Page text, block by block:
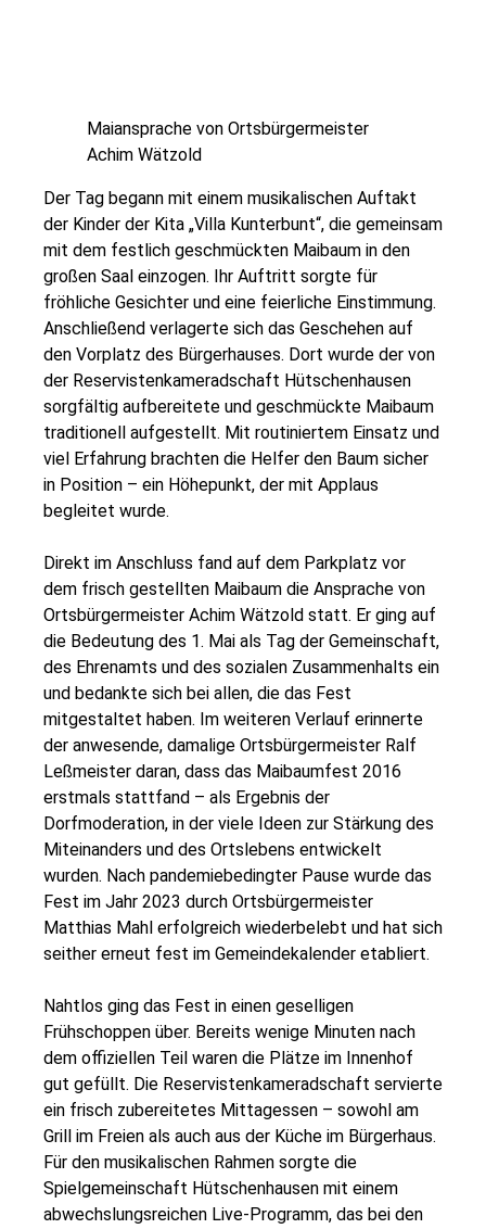
Maiansprache von Ortsbürgermeister
Achim Wätzold
Der Tag begann mit einem musikalischen Auftakt
der Kinder der Kita „Villa Kunterbunt“, die gemeinsam
mit dem festlich geschmückten Maibaum in den
großen Saal einzogen. Ihr Auftritt sorgte für
fröhliche Gesichter und eine feierliche Einstimmung.
Anschließend verlagerte sich das Geschehen auf
den Vorplatz des Bürgerhauses. Dort wurde der von
der Reservistenkameradschaft Hütschenhausen
sorgfältig aufbereitete und geschmückte Maibaum
traditionell aufgestellt. Mit routiniertem Einsatz und
viel Erfahrung brachten die Helfer den Baum sicher
in Position – ein Höhepunkt, der mit Applaus
begleitet wurde.
Direkt im Anschluss fand auf dem Parkplatz vor
dem frisch gestellten Maibaum die Ansprache von
Ortsbürgermeister Achim Wätzold statt. Er ging auf
die Bedeutung des 1. Mai als Tag der Gemeinschaft,
des Ehrenamts und des sozialen Zusammenhalts ein
und bedankte sich bei allen, die das Fest
mitgestaltet haben. Im weiteren Verlauf erinnerte
der anwesende, damalige Ortsbürgermeister Ralf
Leßmeister daran, dass das Maibaumfest 2016
erstmals stattfand – als Ergebnis der
Dorfmoderation, in der viele Ideen zur Stärkung des
Miteinanders und des Ortslebens entwickelt
wurden. Nach pandemiebedingter Pause wurde das
Fest im Jahr 2023 durch Ortsbürgermeister
Matthias Mahl erfolgreich wiederbelebt und hat sich
seither erneut fest im Gemeindekalender etabliert.
Nahtlos ging das Fest in einen geselligen
Frühschoppen über. Bereits wenige Minuten nach
dem offiziellen Teil waren die Plätze im Innenhof
gut gefüllt. Die Reservistenkameradschaft servierte
ein frisch zubereitetes Mittagessen – sowohl am
Grill im Freien als auch aus der Küche im Bürgerhaus.
Für den musikalischen Rahmen sorgte die
Spielgemeinschaft Hütschenhausen mit einem
abwechslungsreichen Live-Programm, das bei den